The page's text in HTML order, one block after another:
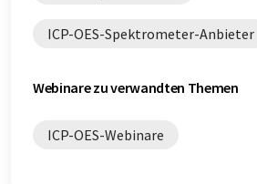
ICP-OES-Spektrometer-Anbieter
Webinare zu verwandten Themen
ICP-OES-Webinare